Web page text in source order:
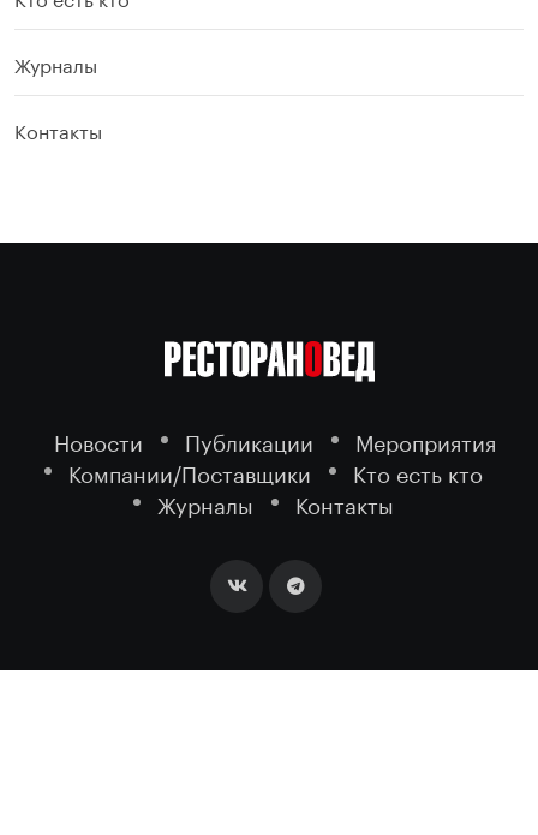
Журналы
Контакты
Новости Публикации
Мероприятия
Компании/Поставщики
Кто есть кто
Журналы
Контакты